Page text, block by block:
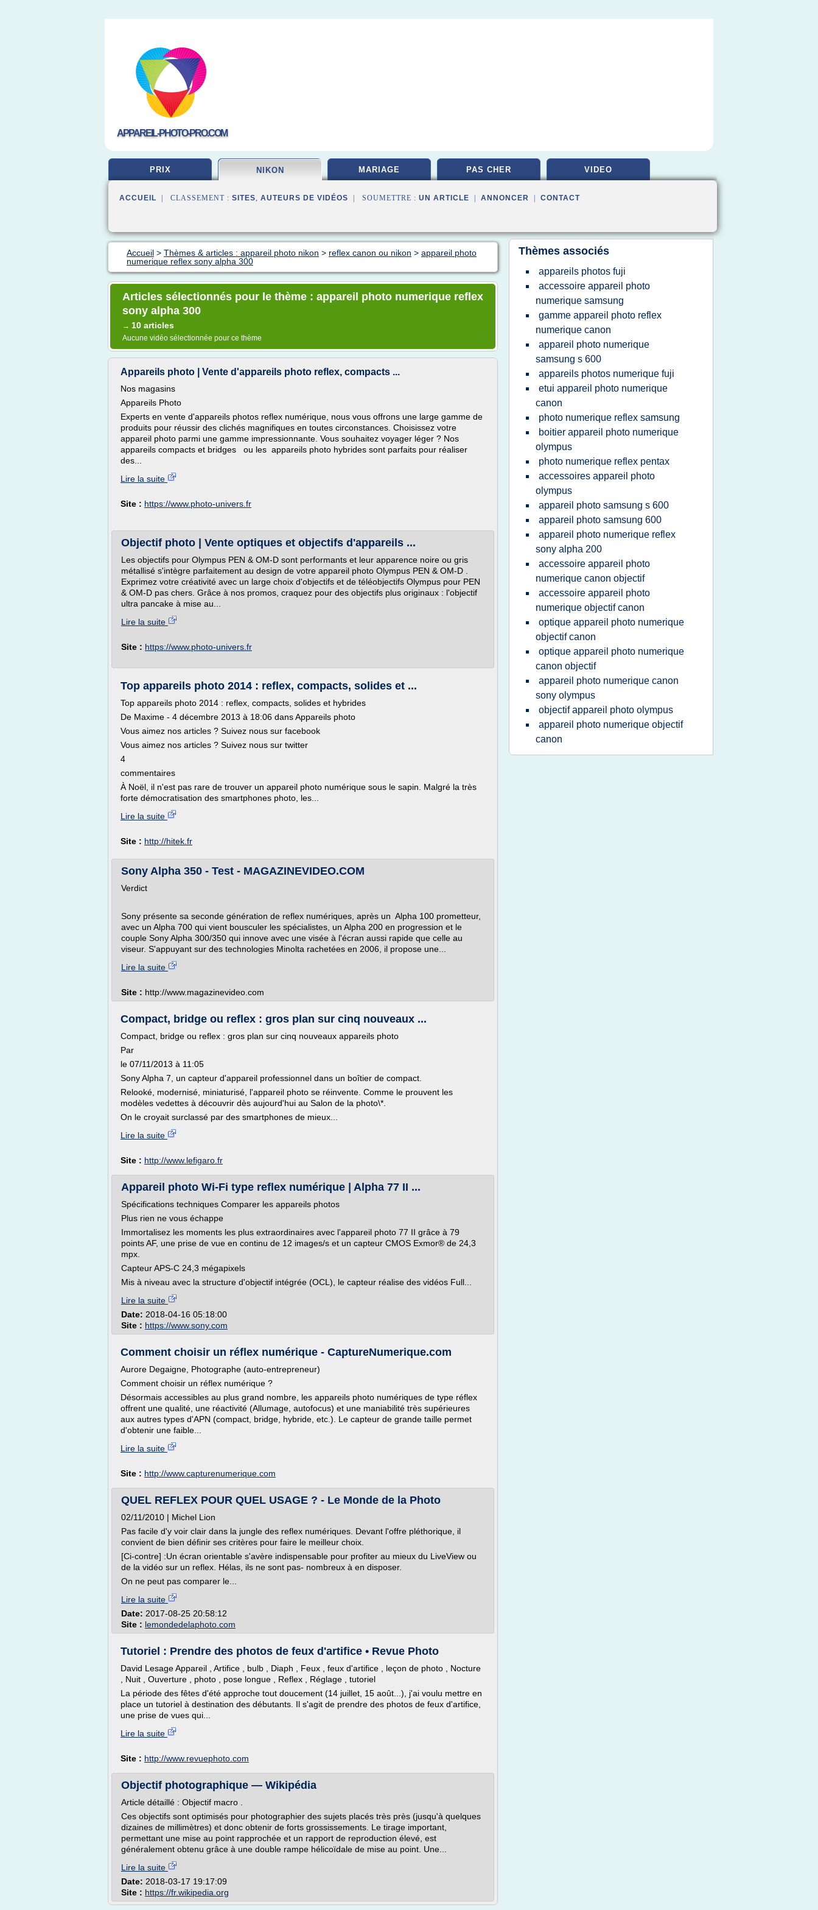
APPAREIL-PHOTO-PRO.COM
PRIX NIKON MARIAGE PAS CHER VIDEO
ACCUEIL | CLASSEMENT : SITES, AUTEURS DE VIDÉOS | SOUMETTRE : UN ARTICLE ANNONCER CONTACT
Accueil > Thèmes & articles : appareil photo nikon > reflex canon ou nikon > appareil photo
numerique reflex sony alpha 300
Articles sélectionnés pour le thème : appareil photo numerique reflex
sony alpha 300
→ 10 articles
Aucune vidéo sélectionnée pour ce thème
Appareils photo | Vente d'appareils photo reflex, compacts ...
Nos magasins
Appareils Photo
Experts en vente d'appareils photos reflex numérique, nous vous offrons une large gamme de
produits pour réussir des clichés magnifiques en toutes circonstances. Choisissez votre
appareil photo parmi une gamme impressionnante. Vous souhaitez voyager léger ? Nos
appareils compacts et bridges ou les appareils photo hybrides sont parfaits pour réaliser
des...
Lire la suite
Site : https://www.photo-univers.fr
Objectif photo | Vente optiques et objectifs d'appareils ...
Les objectifs pour Olympus PEN & OM-D sont performants et leur apparence noire ou gris
métallisé s'intègre parfaitement au design de votre appareil photo Olympus PEN & OM-D .
Exprimez votre créativité avec un large choix d'objectifs et de téléobjectifs Olympus pour PEN
& OM-D pas chers. Grâce à nos promos, craquez pour des objectifs plus originaux : l'objectif
ultra pancake à mise au...
Lire la suite
Site : https://www.photo-univers.fr
Top appareils photo 2014 : reflex, compacts, solides et ...
Top appareils photo 2014 : reflex, compacts, solides et hybrides
De Maxime - 4 décembre 2013 à 18:06 dans Appareils photo
Vous aimez nos articles ? Suivez nous sur facebook
Vous aimez nos articles ? Suivez nous sur twitter
4
commentaires
À Noël, il n'est pas rare de trouver un appareil photo numérique sous le sapin. Malgré la très
forte démocratisation des smartphones photo, les...
Lire la suite
Site : http://hitek.fr
Sony Alpha 350 - Test - MAGAZINEVIDEO.COM
Verdict
Sony présente sa seconde génération de reflex numériques, après un Alpha 100 prometteur,
avec un Alpha 700 qui vient bousculer les spécialistes, un Alpha 200 en progression et le
couple Sony Alpha 300/350 qui innove avec une visée à l'écran aussi rapide que celle au
viseur. S'appuyant sur des technologies Minolta rachetées en 2006, il propose une...
Lire la suite
Site : http://www.magazinevideo.com
Compact, bridge ou reflex : gros plan sur cinq nouveaux ...
Compact, bridge ou reflex : gros plan sur cinq nouveaux appareils photo
Par
le 07/11/2013 à 11:05
Sony Alpha 7, un capteur d'appareil professionnel dans un boîtier de compact.
Relooké, modernisé, miniaturisé, l'appareil photo se réinvente. Comme le prouvent les
modèles vedettes à découvrir dès aujourd'hui au Salon de la photo\*.
On le croyait surclassé par des smartphones de mieux...
Lire la suite
Site : http://www.lefigaro.fr
Appareil photo Wi-Fi type reflex numérique | Alpha 77 II ...
Spécifications techniques Comparer les appareils photos
Plus rien ne vous échappe
Immortalisez les moments les plus extraordinaires avec l'appareil photo 77 II grâce à 79
points AF, une prise de vue en continu de 12 images/s et un capteur CMOS Exmor® de 24,3
mpx.
Capteur APS-C 24,3 mégapixels
Mis à niveau avec la structure d'objectif intégrée (OCL), le capteur réalise des vidéos Full...
Lire la suite
Date: 2018-04-16 05:18:00
Site : https://www.sony.com
Comment choisir un réflex numérique - CaptureNumerique.com
Aurore Degaigne, Photographe (auto-entrepreneur)
Comment choisir un réflex numérique ?
Désormais accessibles au plus grand nombre, les appareils photo numériques de type réflex
offrent une qualité, une réactivité (Allumage, autofocus) et une maniabilité très supérieures
aux autres types d'APN (compact, bridge, hybride, etc.). Le capteur de grande taille permet
d'obtenir une faible...
Lire la suite
Site : http://www.capturenumerique.com
QUEL REFLEX POUR QUEL USAGE ? - Le Monde de la Photo
02/11/2010 | Michel Lion
Pas facile d'y voir clair dans la jungle des reflex numériques. Devant l'offre pléthorique, il
convient de bien définir ses critères pour faire le meilleur choix.
[Ci-contre] :Un écran orientable s'avère indispensable pour profiter au mieux du LiveView ou
de la vidéo sur un reflex. Hélas, ils ne sont pas- nombreux à en disposer.
On ne peut pas comparer le...
Lire la suite
Date: 2017-08-25 20:58:12
Site : lemondedelaphoto.com
Tutoriel : Prendre des photos de feux d'artifice • Revue Photo
David Lesage Appareil , Artifice , bulb , Diaph , Feux , feux d'artifice , leçon de photo , Nocture
, Nuit , Ouverture , photo , pose longue , Reflex , Réglage , tutoriel
La période des fêtes d'été approche tout doucement (14 juillet, 15 août...), j'ai voulu mettre en
place un tutoriel à destination des débutants. Il s'agit de prendre des photos de feux d'artifice,
une prise de vues qui...
Lire la suite
Site : http://www.revuephoto.com
Objectif photographique — Wikipédia
Article détaillé : Objectif macro .
Ces objectifs sont optimisés pour photographier des sujets placés très près (jusqu'à quelques
dizaines de millimètres) et donc obtenir de forts grossissements. Le tirage important,
permettant une mise au point rapprochée et un rapport de reproduction élevé, est
généralement obtenu grâce à une double rampe hélicoïdale de mise au point. Une...
Lire la suite
Date: 2018-03-17 19:17:09
Site : https://fr.wikipedia.org
Thèmes associés
appareils photos fuji
accessoire appareil photo
numerique samsung
gamme appareil photo reflex
numerique canon
appareil photo numerique
samsung s 600
appareils photos numerique fuji
etui appareil photo numerique
canon
photo numerique reflex samsung
boitier appareil photo numerique
olympus
photo numerique reflex pentax
accessoires appareil photo
olympus
appareil photo samsung s 600
appareil photo samsung 600
appareil photo numerique reflex
sony alpha 200
accessoire appareil photo
numerique canon objectif
accessoire appareil photo
numerique objectif canon
optique appareil photo numerique
objectif canon
optique appareil photo numerique
canon objectif
appareil photo numerique canon
sony olympus
objectif appareil photo olympus
appareil photo numerique objectif
canon